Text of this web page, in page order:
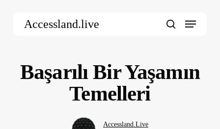
Accessland.live Menu
Başarılı Bir Yaşamın
Temelleri
Accessland.Live